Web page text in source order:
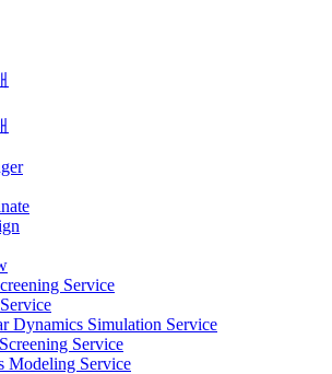
Service
Dynamics Simulation Service
Service
Modeling Service